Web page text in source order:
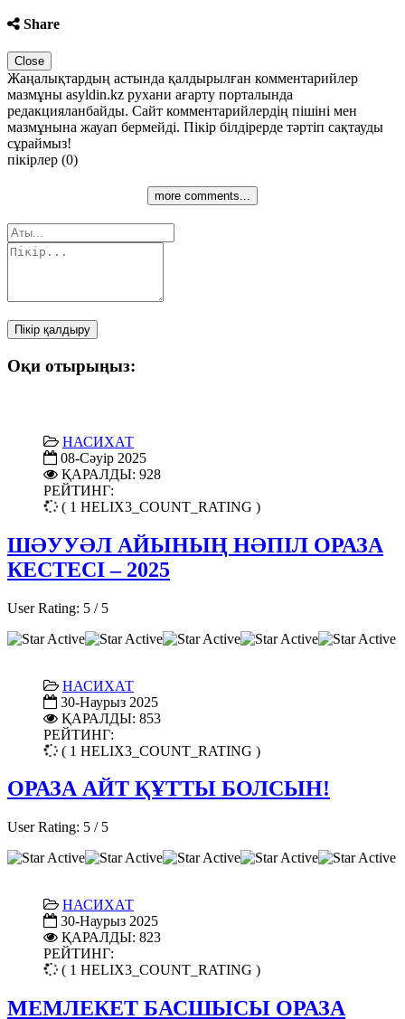
Share
Close
Жаңалықтардың астында қалдырылған комментарийлер
мазмұны asyldin.kz рухани ағарту порталында
редакцияланбайды. Сайт комментарийлердің пішіні мен
мазмұнына жауап бермейді. Пікір білдірерде тәртіп сақтауды
сұраймыз!
пікірлер (0)
more comments...
Пікір қалдыру
Оқи отырыңыз:
НАСИХАТ
08-Сәуір 2025
ҚАРАЛДЫ: 928
РЕЙТИНГ:
( 1 HELIX3_COUNT_RATING )
ШӘУУӘЛ АЙЫНЫҢ НӘПІЛ ОРАЗА
КЕСТЕСІ – 2025
User Rating: 5 / 5
НАСИХАТ
30-Наурыз 2025
ҚАРАЛДЫ: 853
РЕЙТИНГ:
( 1 HELIX3_COUNT_RATING )
ОРАЗА АЙТ ҚҰТТЫ БОЛСЫН!
User Rating: 5 / 5
НАСИХАТ
30-Наурыз 2025
ҚАРАЛДЫ: 823
РЕЙТИНГ:
( 1 HELIX3_COUNT_RATING )
МЕМЛЕКЕТ БАСШЫСЫ ОРАЗА